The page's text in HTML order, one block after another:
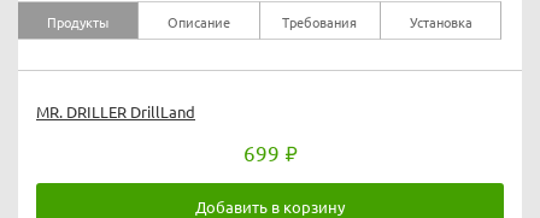
Продукты Описание Требования Установка
MR. DRILLER DrillLand
699
Добавить в корзину